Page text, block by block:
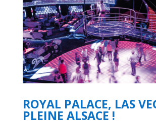
ROYAL PALACE, LAS
PLEINE ALSACE !